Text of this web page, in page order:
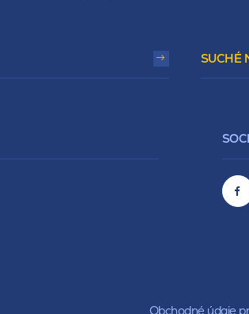
SUCHÉ
Obchodné údaje